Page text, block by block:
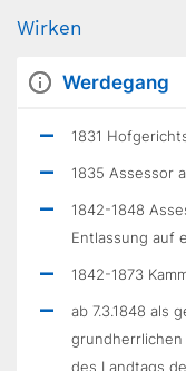
Wirken
Werdegang
1831
1835 Assessor
1842-1848
Entlassung auf
1842-1873
ab 7.3.1848 als
grundherrlichen
des Landtags